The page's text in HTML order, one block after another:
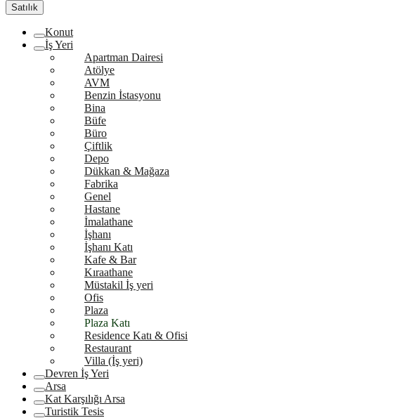
Satılık
Konut
İş Yeri
Apartman Dairesi
Atölye
AVM
Benzin İstasyonu
Bina
Büfe
Büro
Çiftlik
Depo
Dükkan & Mağaza
Fabrika
Genel
Hastane
İmalathane
İşhanı
İşhanı Katı
Kafe & Bar
Kıraathane
Müstakil İş yeri
Ofis
Plaza
Plaza Katı
Residence Katı & Ofisi
Restaurant
Villa (İş yeri)
Devren İş Yeri
Arsa
Kat Karşılığı Arsa
Turistik Tesis